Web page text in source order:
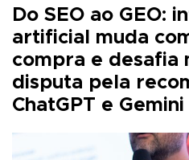
Do SEO ao GEO:
artificial muda
compra e desafia
disputa pela
ChatGPT e Gemini